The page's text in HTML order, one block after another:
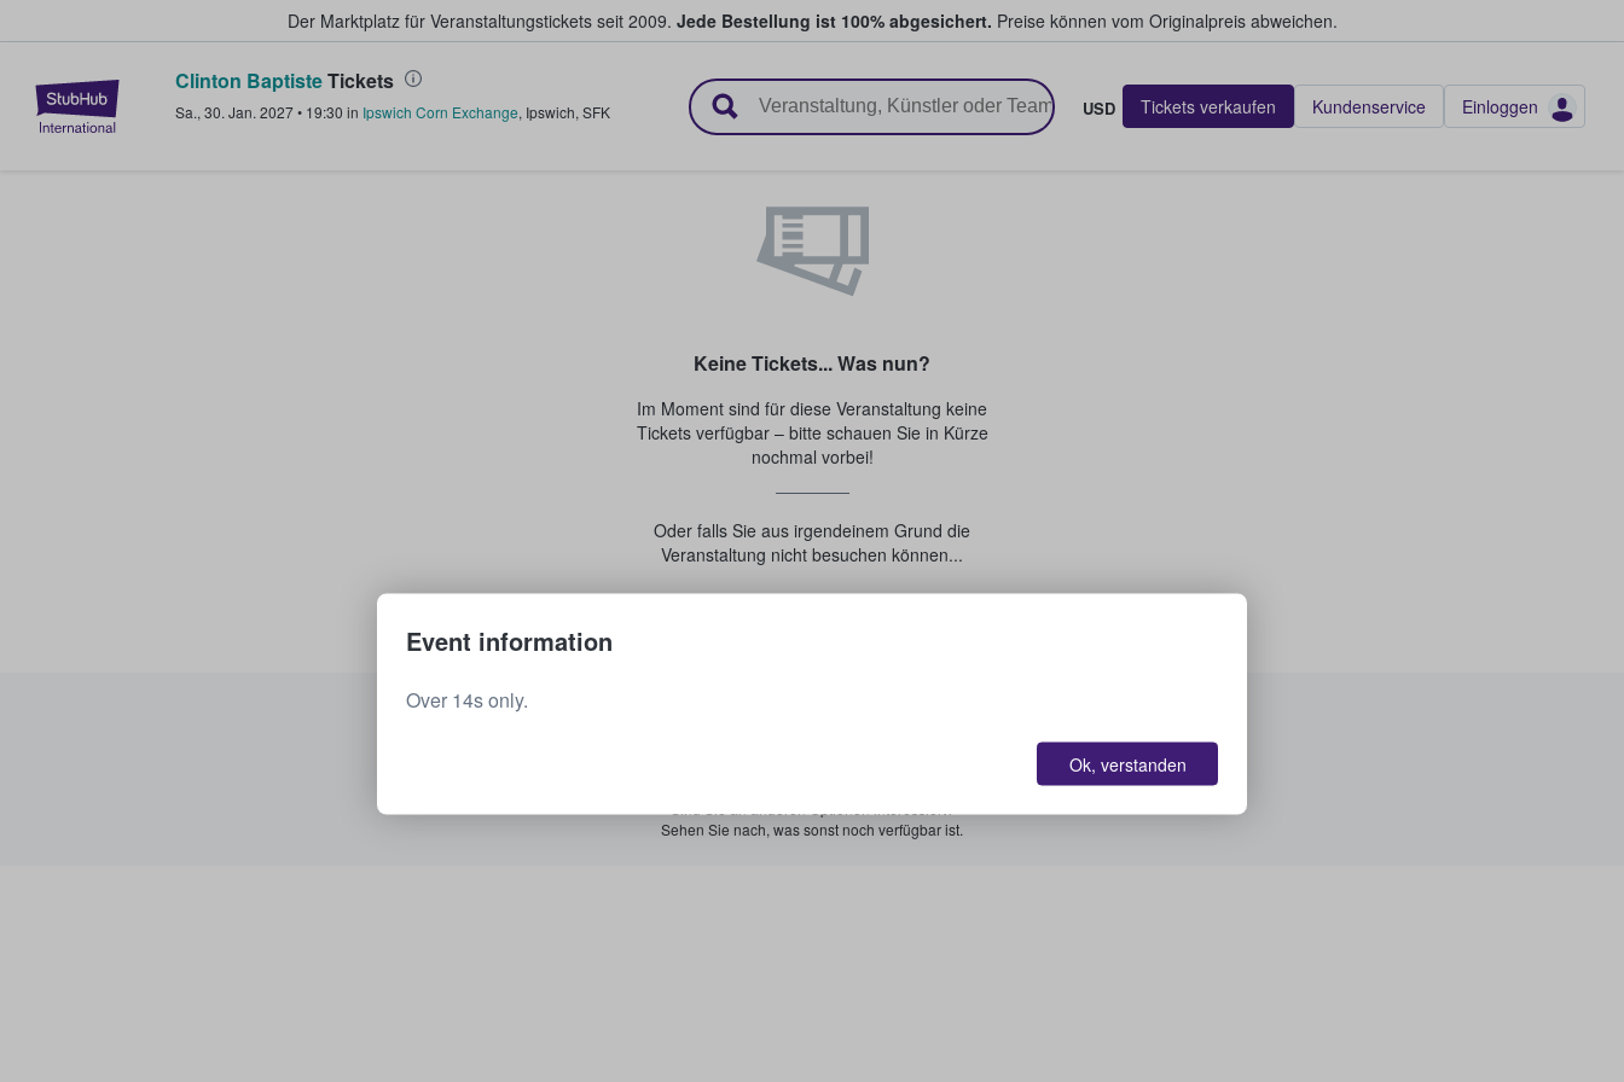
Der Marktplatz für Veranstaltungstickets seit 2009. Jede Bestellung ist 100% abgesichert. Preise können vom Originalpreis abweichen.
StubHub - Wo Fans Tickets kaufen & verkaufen
Clinton BaptisteTickets
Sa., 30. Jan. 2027• 19:30 in Ipswich Corn Exchange, Ipswich, SFK USD Tickets verkaufen Kundenservice Einloggen
Keine Tickets... Was nun?
Im Moment sind für diese Veranstaltung keine
Tickets verfügbar – bitte schauen Sie in Kürze
nochmal vorbei!
Oder falls Sie aus irgendeinem Grund die
Veranstaltung nicht besuchen können...
Sehen Sie nach, was sonst noch verfügbar ist.
Event information
Over 14s only.
Ok, verstanden